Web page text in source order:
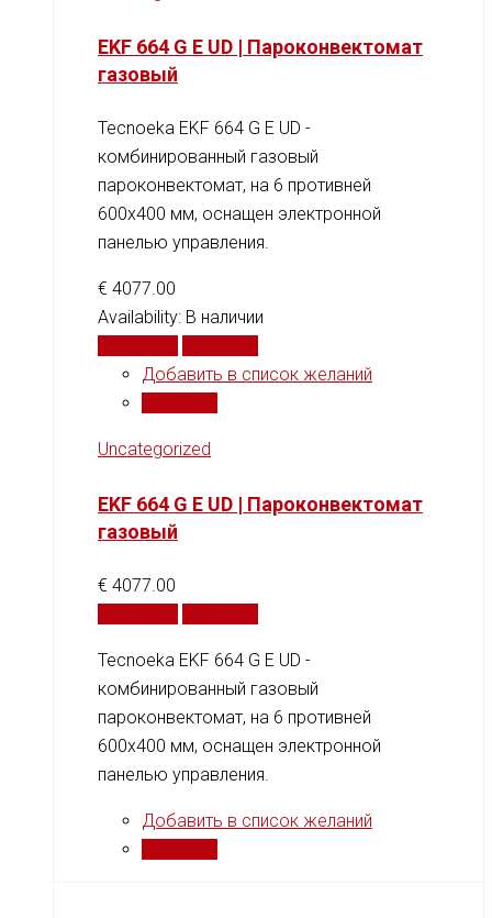
EKF 664 G E UD | Пароконвектомат
газовый
Tecnoeka EKF 664 G E UD -
комбинированный газовый
пароконвектомат, на 6 противней
600x400 мм, оснащен электронной
панелью управления.
€ 4077.00
Availability: В наличии
Добавить в список желаний
Uncategorized
EKF 664 G E UD | Пароконвектомат
газовый
€ 4077.00
Tecnoeka EKF 664 G E UD -
комбинированный газовый
пароконвектомат, на 6 противней
600x400 мм, оснащен электронной
панелью управления.
Добавить в список желаний